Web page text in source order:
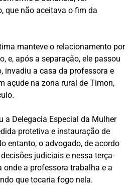
que não aceitava o fim da
manteve o relacionamento por
e, após a separação, ele passou
invadiu a casa da professora e
açude na zona rural de Timon,
a Delegacia Especial da Mulher
protetiva e instauração de
entanto, o advogado, de acordo
judiciais e nessa terça-
onde a professora trabalha e a
que tocaria fogo nela.